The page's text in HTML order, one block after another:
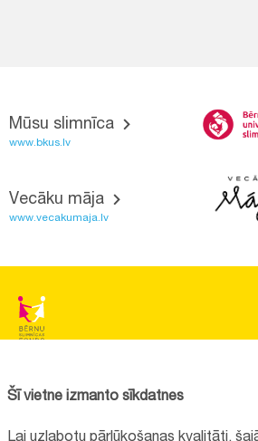
Mūsu slimnīca
www.bkus.lv
Vecāku māja
www.vecakumaja.lv
Reģistrācijas nr.:40008057120
Šī vietne izmanto sīkdatnes